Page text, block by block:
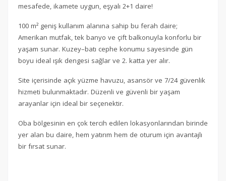
mesafede, ikamete uygun, eşyalı 2+1 daire!
100 m² geniş kullanım alanına sahip bu ferah daire;
Amerikan mutfak, tek banyo ve çift balkonuyla konforlu bir
yaşam sunar. Kuzey–batı cephe konumu sayesinde gün
boyu ideal ışık dengesi sağlar ve 2. katta yer alır.
Site içerisinde açık yüzme havuzu, asansör ve 7/24 güvenlik
hizmeti bulunmaktadır. Düzenli ve güvenli bir yaşam
arayanlar için ideal bir seçenektir.
Oba bölgesinin en çok tercih edilen lokasyonlarından birinde
yer alan bu daire, hem yatırım hem de oturum için avantajlı
bir fırsat sunar.